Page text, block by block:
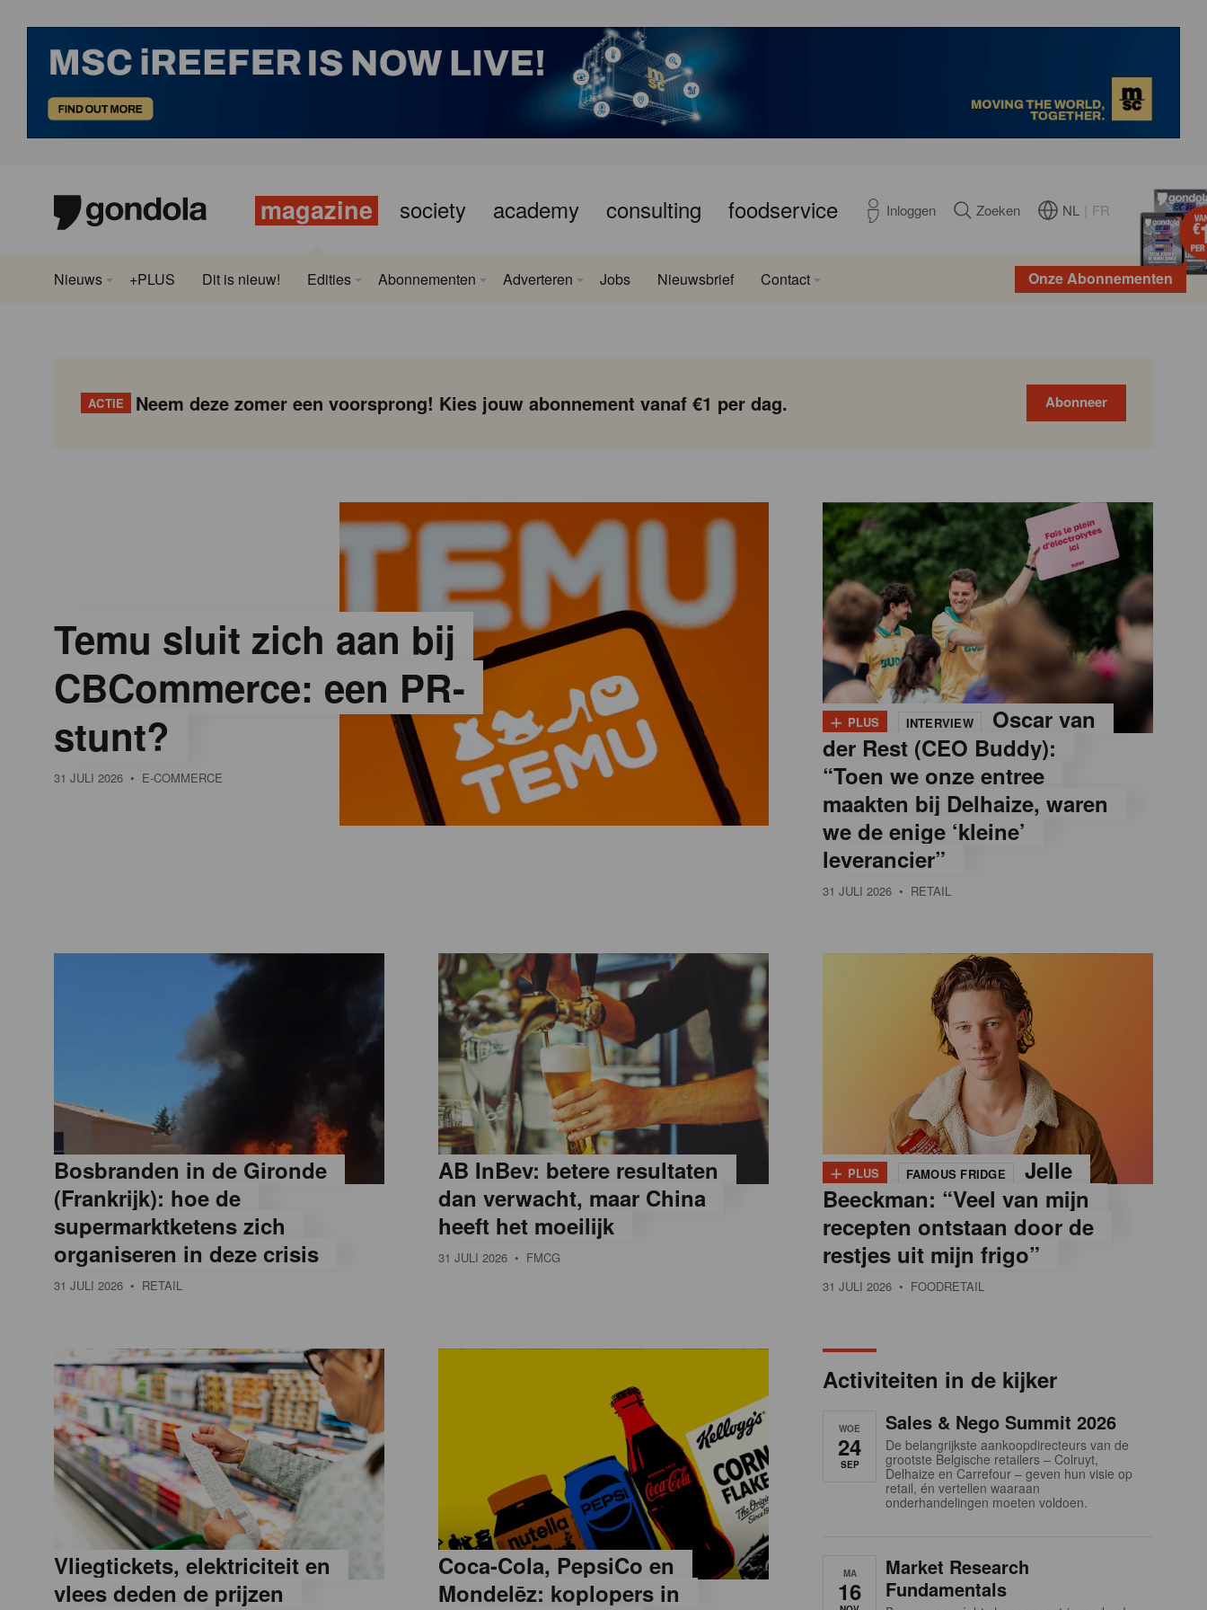
magazine society academy consulting foodservice Inloggen Zoeken NL FR
Onze Abonnementen
Nieuws +PLUS Dit is nieuw! Edities Abonnementen Adverteren Jobs Nieuwsbrief Contact
ACTIE Neem deze zomer een voorsprong! Kies jouw abonnement vanaf €1 per dag. Abonneer
Temu sluit zich aan bij
CBCommerce: een PR-
stunt?
31 JULI 2026 • E-COMMERCE
+ PLUS INTERVIEW
Oscar van
der Rest (CEO Buddy):
“Toen we onze entree
maakten bij Delhaize, waren
we de enige ‘kleine’
leverancier”
31 JULI 2026 • RETAIL
Bosbranden in de Gironde
(Frankrijk): hoe de
supermarktketens zich
organiseren in deze crisis
31 JULI 2026 • RETAIL
AB InBev: betere resultaten
dan verwacht, maar China
heeft het moeilijk
31 JULI 2026 • FMCG
+ PLUS FAMOUS FRIDGE
Jelle
Beeckman: “Veel van mijn
recepten ontstaan door de
restjes uit mijn frigo”
31 JULI 2026 • FOODRETAIL
Vliegtickets, elektriciteit en
vlees deden de prijzen
Coca-Cola, PepsiCo en
Mondelēz: koplopers in
Activiteiten in de kijker
WOE
24
SEP
Sales & Nego Summit 2026
De belangrijkste aankoopdirecteurs van de
grootste Belgische retailers – Colruyt,
Delhaize en Carrefour – geven hun visie op
retail, én vertellen waaraan
onderhandelingen moeten voldoen.
MA
16
Market Research
Fundamentals